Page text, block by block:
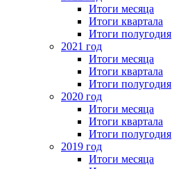
Итоги месяца
Итоги квартала
Итоги полугодия
2021 год
Итоги месяца
Итоги квартала
Итоги полугодия
2020 год
Итоги месяца
Итоги квартала
Итоги полугодия
2019 год
Итоги месяца